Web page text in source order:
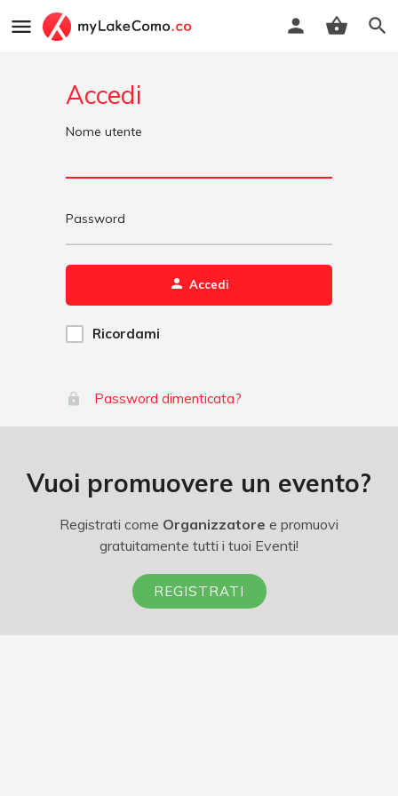
Accedi
Nome utente
Password
Accedi
Ricordami
Password dimenticata?
Vuoi promuovere un evento?
Registrati come Organizzatore e promuovi
gratuitamente tutti i tuoi Eventi!
REGISTRATI